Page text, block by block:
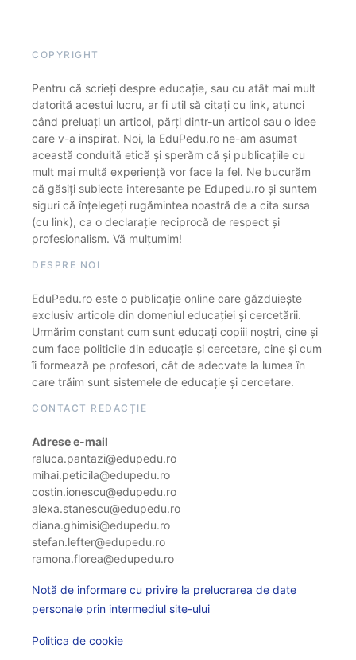
COPYRIGHT
Pentru că scrieți despre educație, sau cu atât mai mult
datorită acestui lucru, ar fi util să citați cu link, atunci
când preluați un articol, părți dintr-un articol sau o idee
care v-a inspirat. Noi, la EduPedu.ro ne-am asumat
această conduită etică și sperăm că și publicațiile cu
mult mai multă experiență vor face la fel. Ne bucurăm
că găsiți subiecte interesante pe Edupedu.ro și suntem
siguri că înțelegeți rugămintea noastră de a cita sursa
(cu link), ca o declarație reciprocă de respect și
profesionalism. Vă mulțumim!
DESPRE NOI
EduPedu.ro este o publicație online care găzduiește
exclusiv articole din domeniul educației și cercetării.
Urmărim constant cum sunt educați copiii noștri, cine și
cum face politicile din educație și cercetare, cine și cum
îi formează pe profesori, cât de adecvate la lumea în
care trăim sunt sistemele de educație și cercetare.
CONTACT REDACȚIE
Adrese e-mail
raluca.pantazi@edupedu.ro
mihai.peticila@edupedu.ro
costin.ionescu@edupedu.ro
alexa.stanescu@edupedu.ro
diana.ghimisi@edupedu.ro
stefan.lefter@edupedu.ro
ramona.florea@edupedu.ro
Notă de informare cu privire la prelucrarea de date
personale prin intermediul site-ului
Politica de cookie